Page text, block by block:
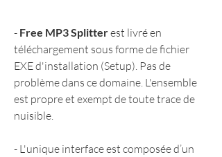
- Free MP3 Splitter est livré en
téléchargement sous forme de fichier
EXE d'installation (Setup). Pas de
problème dans ce domaine. L'ensemble
est propre et exempt de toute trace de
nuisible.
- L'unique interface est composée d’un